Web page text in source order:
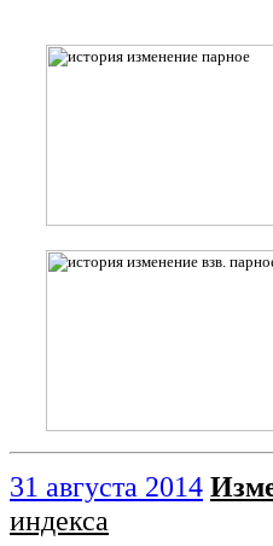
31 августа 2014
индекса